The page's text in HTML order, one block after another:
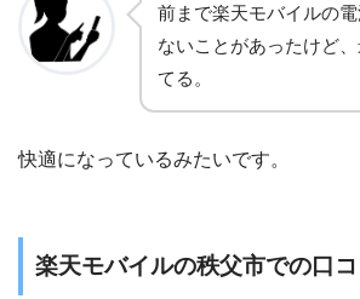
前まで楽天モバイルの
ないことがあったけど
てる。
快適になっているみたいです。
楽天モバイルの秩父市での口